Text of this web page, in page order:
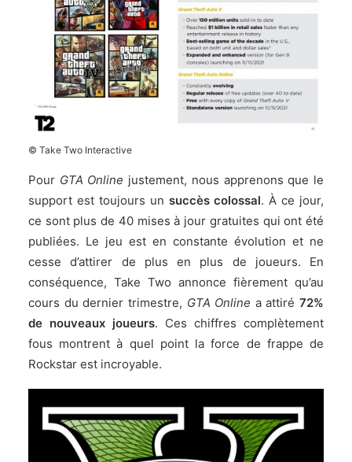
© Take Two Interactive
Pour GTA Online justement, nous apprenons que le
support est toujours un succès colossal. À ce jour,
ce sont plus de 40 mises à jour gratuites qui ont été
publiées. Le jeu est en constante évolution et ne
cesse d’attirer de plus en plus de joueurs. En
conséquence, Take Two annonce fièrement qu’au
cours du dernier trimestre, GTA Online a attiré 72%
de nouveaux joueurs. Ces chiffres complètement
fous montrent à quel point la force de frappe de
Rockstar est incroyable.